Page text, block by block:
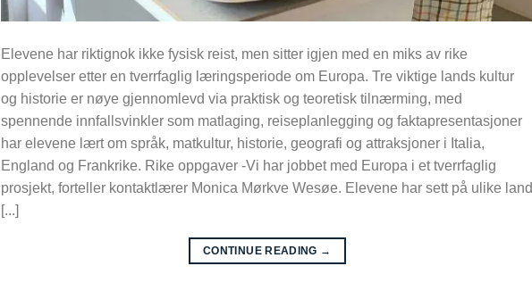
Elevene har riktignok ikke fysisk reist, men sitter igjen med en miks av rike
opplevelser etter en tverrfaglig læringsperiode om Europa. Tre viktige lands kultur
og historie er nøye gjennomlevd via praktisk og teoretisk tilnærming, med
spennende innfallsvinkler som matlaging, reiseplanlegging og faktapresentasjoner
har elevene lært om språk, matkultur, historie, geografi og attraksjoner i Italia,
England og Frankrike. Rike oppgaver -Vi har jobbet med Europa i et tverrfaglig
prosjekt, forteller kontaktlærer Monica Mørkve Wesøe. Elevene har sett på ulike land
[...]
CONTINUE READING →